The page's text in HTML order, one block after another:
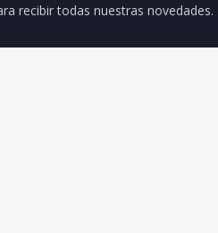
recibir todas nuestras novedades.